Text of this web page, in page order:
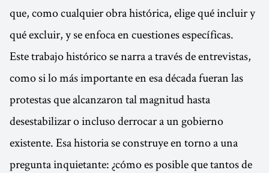
que, como cualquier obra histórica, elige qué incluir y
qué excluir, y se enfoca en cuestiones específicas.
Este trabajo histórico se narra a través de entrevistas,
como si lo más importante en esa década fueran las
protestas que alcanzaron tal magnitud hasta
desestabilizar o incluso derrocar a un gobierno
existente. Esa historia se construye en torno a una
pregunta inquietante: ¿cómo es posible que tantos de